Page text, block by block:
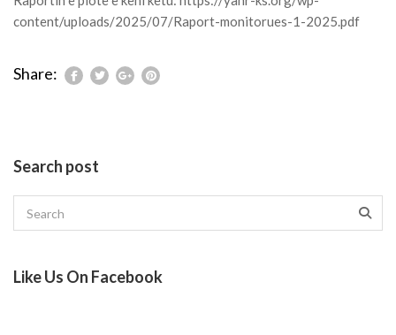
content/uploads/2025/07/Raport-monitorues-1-2025.pdf
Share:
Search post
Like Us On Facebook